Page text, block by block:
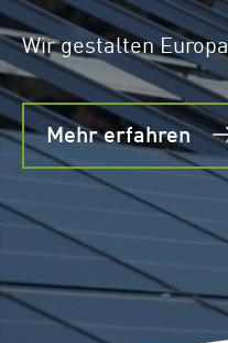
Wir gestalten
Mehr erfahren